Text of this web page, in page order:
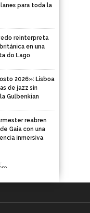
para toda la
reinterpreta
en una
do Lago
2026»: Lisboa
de jazz sin
Gulbenkian
reabren
Gaia con una
inmersiva